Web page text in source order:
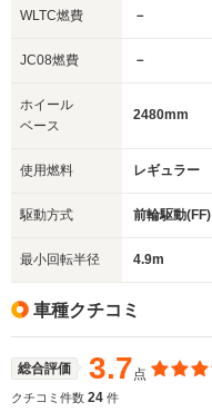
WLTC燃費 －
JC08燃費 －
ホイール
ベース
2480mm
使用燃料 レギュラー
駆動方式 前輪駆動(FF)
最小回転半径 4.9m
車種クチコミ
総合評価 3.7点
クチコミ件数 24 件